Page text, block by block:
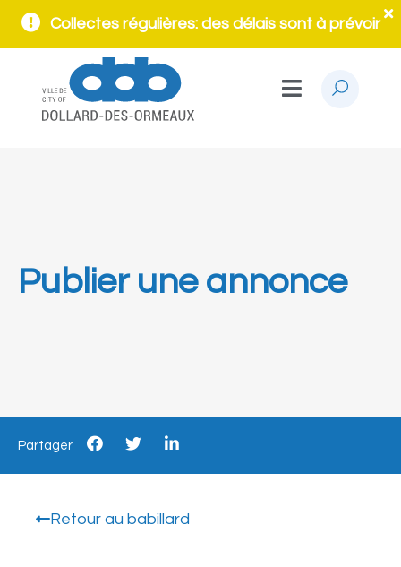
Collectes régulières: des délais sont à prévoir
Publier une annonce
Partager
Retour au babillard